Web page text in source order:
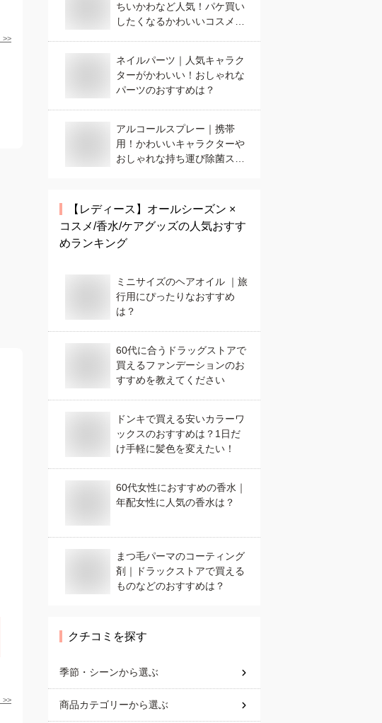
>>
>>
ちいかわなど人気！パケ買い
したくなるかわいいコスメの
ネイルパーツ｜人気キャラク
ターがかわいい！おしゃれな
パーツのおすすめは？
アルコールスプレー｜携帯
用！かわいいキャラクターや
おしゃれな持ち運び除菌スプ
【レディース】 オールシーズン ×
コスメ/香水/ケアグッズの人気おすす
めランキング
ミニサイズのヘアオイル ｜旅
行用にぴったりなおすすめ
は？
60代に合うドラッグストアで
買えるファンデーションのお
すすめを教えてください
ドンキで買える安いカラーワ
ックスのおすすめは？1日だ
け手軽に髪色を変えたい！
60代女性におすすめの香水｜
年配女性に人気の香水は？
まつ毛パーマのコーティング
剤｜ドラックストアで買える
ものなどのおすすめは？
クチコミを探す
季節・シーンから選ぶ
商品カテゴリーから選ぶ